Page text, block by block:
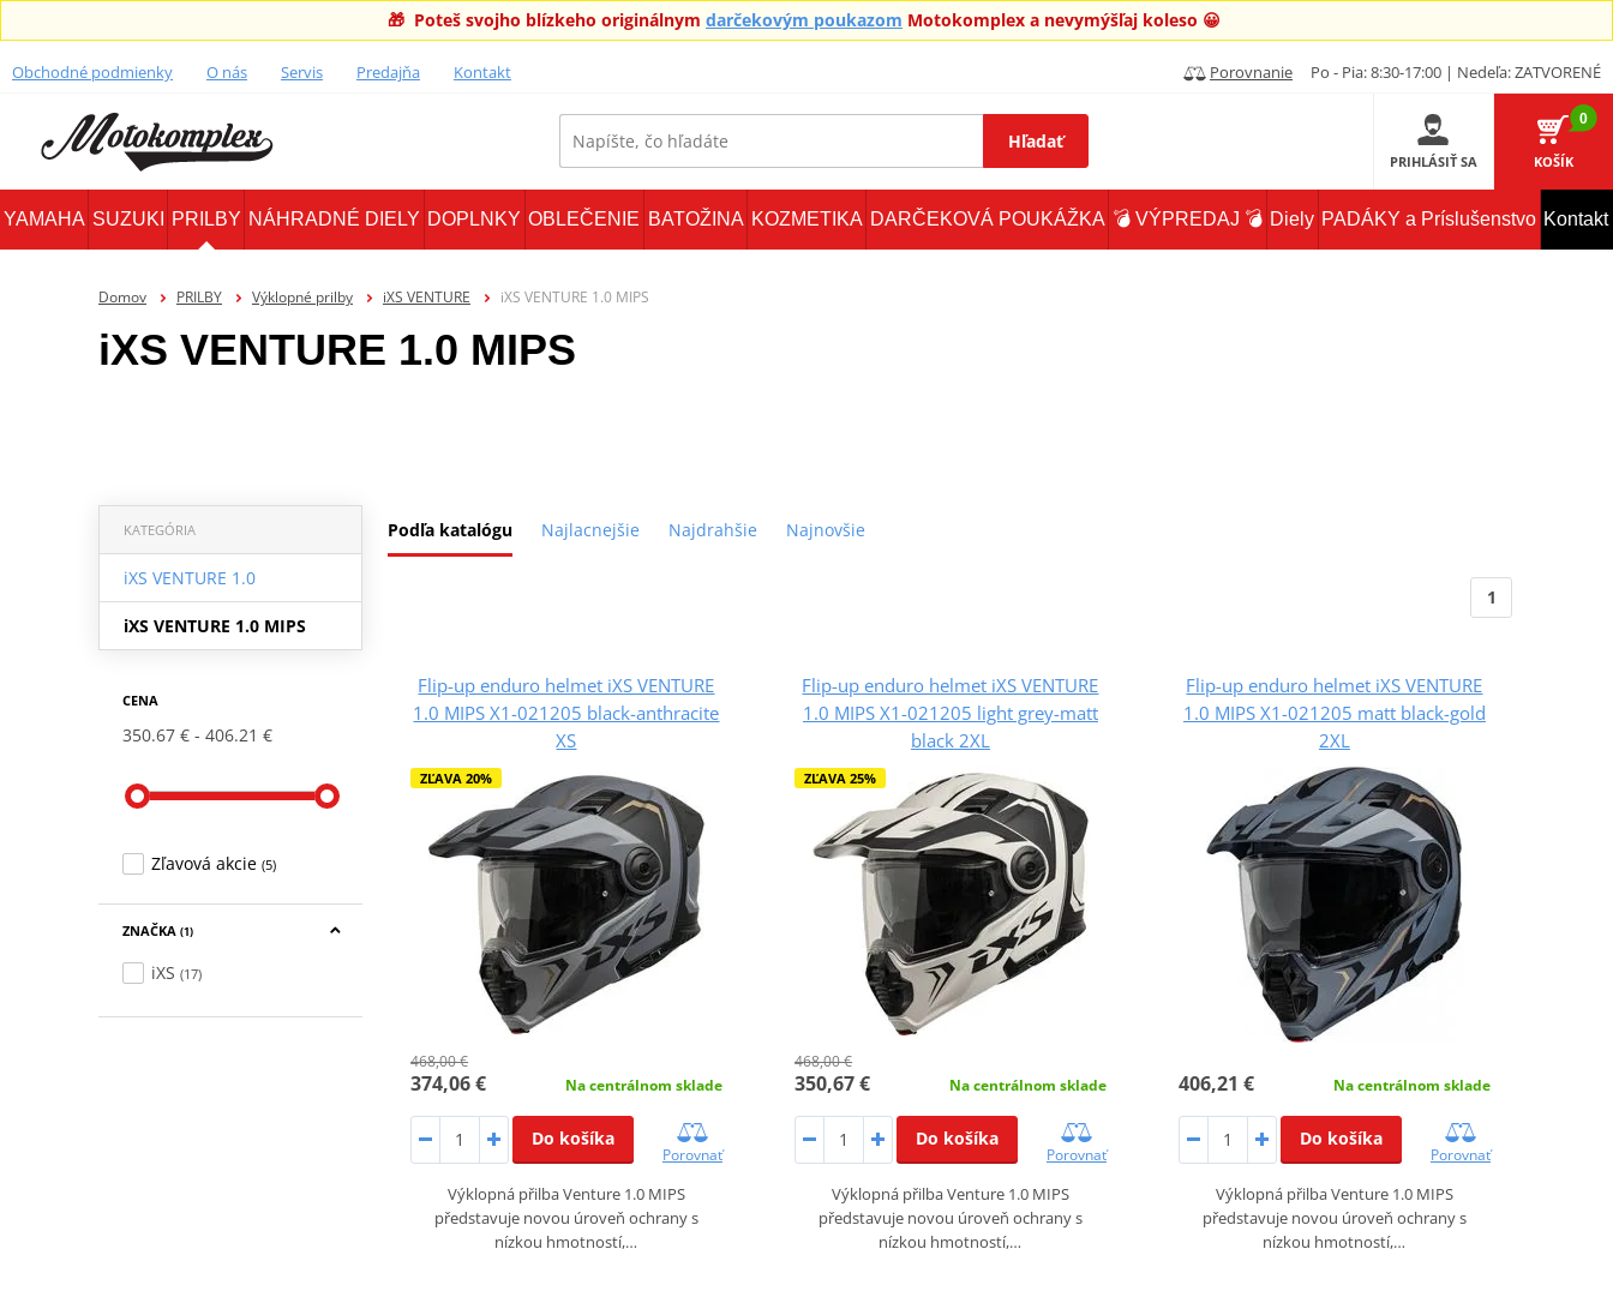
🎁 Poteš svojho blízkeho originálnym darčekovým poukazom Motokomplex a nevymýšľaj koleso 😀
Obchodné podmienky O nás Servis Predajňa Kontakt Porovnanie Po - Pia: 8:30-17:00 | Nedeľa: ZATVORENÉ
Hľadať
PRIHLÁSIŤ SA
0
KOŠÍK
YAMAHA SUZUKI PRILBY NÁHRADNÉ DIELY DOPLNKY OBLEČENIE BATOŽINA KOZMETIKA DARČEKOVÁ POUKÁŽKA 💣 VÝPREDAJ 💣 Diely PADÁKY a Príslušenstvo Kontakt
Domov PRILBY Výklopné prilby iXS VENTURE iXS VENTURE 1.0 MIPS
iXS VENTURE 1.0 MIPS
Podľa katalógu Najlacnejšie Najdrahšie Najnovšie
KATEGÓRIA
iXS VENTURE 1.0
iXS VENTURE 1.0 MIPS
CENA
350.67 € 406.21 €
Zľavová akcie (5)
ZNAČKA (1)
iXS (17)
1
Flip-up enduro helmet iXS VENTURE
1.0 MIPS X1-021205 black-anthracite
XS
ZĽAVA 20%
468,00 €
374,06 € Na centrálnom sklade
Do košíka
Porovnať
Výklopná přilba Venture 1.0 MIPS
představuje novou úroveň ochrany s
nízkou hmotností,…
Flip-up enduro helmet iXS VENTURE
1.0 MIPS X1-021205 light grey-matt
black 2XL
ZĽAVA 25%
468,00 €
350,67 € Na centrálnom sklade
Do košíka
Porovnať
Výklopná přilba Venture 1.0 MIPS
představuje novou úroveň ochrany s
nízkou hmotností,…
Flip-up enduro helmet iXS VENTURE
1.0 MIPS X1-021205 matt black-gold
2XL
406,21 € Na centrálnom sklade
Do košíka
Porovnať
Výklopná přilba Venture 1.0 MIPS
představuje novou úroveň ochrany s
nízkou hmotností,…